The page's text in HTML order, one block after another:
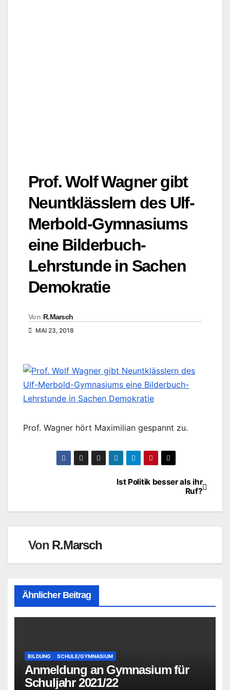
Prof. Wolf Wagner gibt
Neuntklässlern des Ulf-
Merbold-Gymnasiums
eine Bilderbuch-
Lehrstunde in Sachen
Demokratie
Von R.Marsch
MAI 23, 2018
Prof. Wagner hört Maximilian gespannt zu.
BeitragsnavigationIst Politik besser als ihr
Ruf?
Von R.Marsch
Ähnlicher Beitrag
BILDUNG SCHULE/GYMNASIUM
Anmeldung an Gymnasium für
Schuljahr 2021/22